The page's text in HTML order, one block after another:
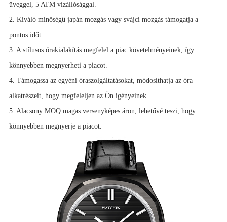
üveggel, 5 ATM vízállósággal.
2. Kiváló minőségű japán mozgás vagy svájci mozgás támogatja a
pontos időt.
3. A stílusos órakialakítás megfelel a piac követelményeinek, így
könnyebben megnyerheti a piacot.
4. Támogassa az egyéni óraszolgáltatásokat, módosíthatja az óra
alkatrészeit, hogy megfeleljen az Ön igényeinek.
5. Alacsony MOQ magas versenyképes áron, lehetővé teszi, hogy
könnyebben megnyerje a piacot.